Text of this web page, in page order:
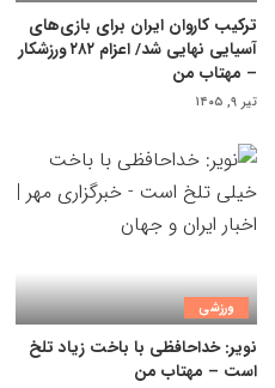
ترکیب کاروان ایران برای بازی‌های
آسیایی نهایی شد/ اعزام ۲۸۲ ورزشکار
– مهتاب من
تیر ۹, ۱۴۰۵
ورزشی
نویر: خداحافظی با باخت زیاد تلخ
است – مهتاب من